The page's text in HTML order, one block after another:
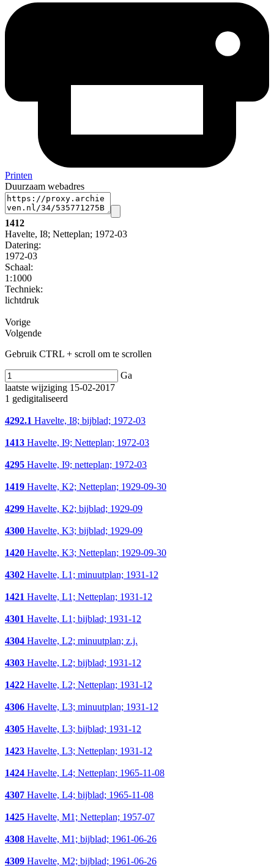
Printen
Duurzaam webadres
1412
Havelte, I8; Netteplan; 1972-03
Datering:
1972-03
Schaal:
1:1000
Techniek:
lichtdruk
Vorige
Volgende
Gebruik CTRL + scroll om te scrollen
Ga
laatste wijziging 15-02-2017
1 gedigitaliseerd
4292.1 Havelte, I8; bijblad; 1972-03
1413 Havelte, I9; Netteplan; 1972-03
4295 Havelte, I9; netteplan; 1972-03
1419 Havelte, K2; Netteplan; 1929-09-30
4299 Havelte, K2; bijblad; 1929-09
4300 Havelte, K3; bijblad; 1929-09
1420 Havelte, K3; Netteplan; 1929-09-30
4302 Havelte, L1; minuutplan; 1931-12
1421 Havelte, L1; Netteplan; 1931-12
4301 Havelte, L1; bijblad; 1931-12
4304 Havelte, L2; minuutplan; z.j.
4303 Havelte, L2; bijblad; 1931-12
1422 Havelte, L2; Netteplan; 1931-12
4306 Havelte, L3; minuutplan; 1931-12
4305 Havelte, L3; bijblad; 1931-12
1423 Havelte, L3; Netteplan; 1931-12
1424 Havelte, L4; Netteplan; 1965-11-08
4307 Havelte, L4; bijblad; 1965-11-08
1425 Havelte, M1; Netteplan; 1957-07
4308 Havelte, M1; bijblad; 1961-06-26
4309 Havelte, M2; bijblad; 1961-06-26